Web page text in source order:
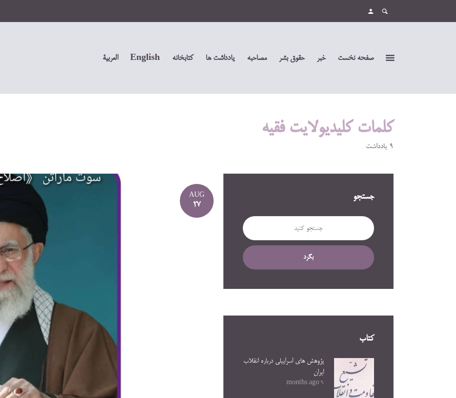
صفحه نخست خبر حقوق بشر مصاحبه یادداشت ها کتابخانه English العربیة
کلمات کلیدیولایت فقیه
9 یادداشت
AUG
27
جستجو
بگرد
کتاب
پژوهش های اسراییلی درباره انقلاب
ایران
9 months ago